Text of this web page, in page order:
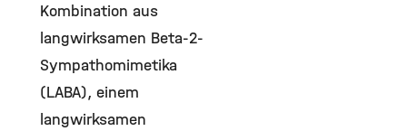
Kombination aus
langwirksamen Beta-2-
Sympathomimetika
(LABA), einem
langwirksamen